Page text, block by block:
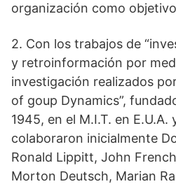
organización como
2. Con los trabajos de
y retroinformación por
investigación realizados
of goup Dynamics”,
1945, en el M.I.T. en E.U.A.
colaboraron inicialmente
Ronald Lippitt, John
Morton Deutsch, Marian